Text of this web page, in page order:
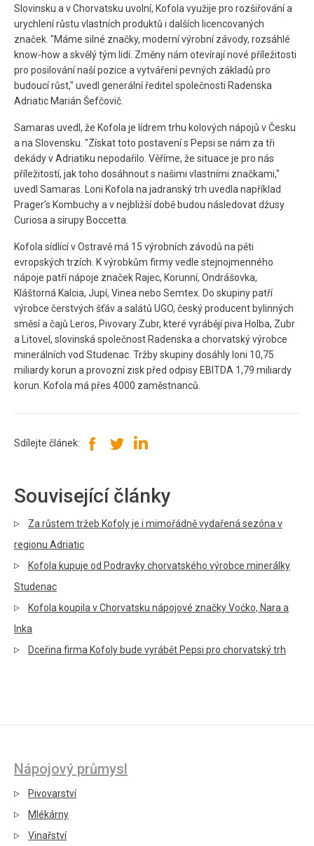
Slovinsku a v Chorvatsku uvolní, Kofola využije pro rozšiřování a
urychlení růstu vlastních produktů i dalších licencovaných
značek. "Máme silné značky, moderní výrobní závody, rozsáhlé
know-how a skvělý tým lidí. Změny nám otevírají nové příležitosti
pro posilování naší pozice a vytváření pevných základů pro
budoucí růst," uvedl generální ředitel společnosti Radenska
Adriatic Marián Šefčovič.
Samaras uvedl, že Kofola je lídrem trhu kolových nápojů v Česku
a na Slovensku. "Získat toto postavení s Pepsi se nám za tři
dekády v Adriatiku nepodařilo. Věříme, že situace je pro nás
příležitostí, jak toho dosáhnout s našimi vlastními značkami,"
uvedl Samaras. Loni Kofola na jadranský trh uvedla například
Prager’s Kombuchy a v nejbližší době budou následovat džusy
Curiosa a sirupy Boccetta.
Kofola sídlící v Ostravě má 15 výrobních závodů na pěti
evropských trzích. K výrobkům firmy vedle stejnojmenného
nápoje patří nápoje značek Rajec, Korunní, Ondrášovka,
Kláštorná Kalcia, Jupí, Vinea nebo Semtex. Do skupiny patří
výrobce čerstvých šťáv a salátů UGO, český producent bylinných
směsí a čajů Leros, Pivovary Zubr, které vyrábějí piva Holba, Zubr
a Litovel, slovinská společnost Radenska a chorvatský výrobce
minerálních vod Studenac. Tržby skupiny dosáhly loni 10,75
miliardy korun a provozní zisk před odpisy EBITDA 1,79 miliardy
korun. Kofola má přes 4000 zaměstnanců.
Sdílejte článek:
Související články
Za růstem tržeb Kofoly je i mimořádně vydařená sezóna v
regionu Adriatic
Kofola kupuje od Podravky chorvatského výrobce minerálky
Studenac
Kofola koupila v Chorvatsku nápojové značky Voćko, Nara a
Inka
Dceřina firma Kofoly bude vyrábět Pepsi pro chorvatský trh
Nápojový průmysl
Pivovarství
Mlékárny
Vinařství